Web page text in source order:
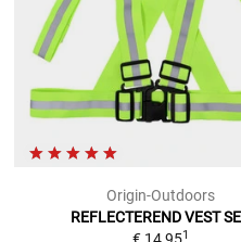
Origin-Outdoors
REFLECTEREND VEST
1